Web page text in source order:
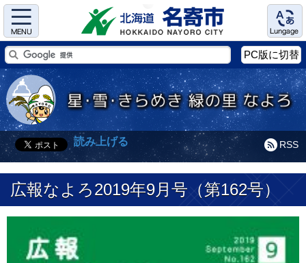
Menu Language
PC版に切替
RSS
読み上げる
広報なよろ2019年9月号（第162号）